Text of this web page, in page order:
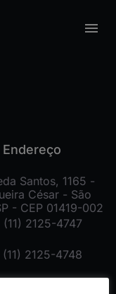
Endereço
Santos, 1165 -
César - São
- CEP 01419-002
(11) 2125-4747
(11) 2125-4748